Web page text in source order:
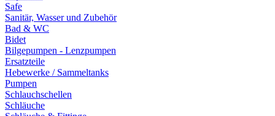
Safe
Sanitär, Wasser und Zubehör
Bad & WC
Bidet
Bilgepumpen - Lenzpumpen
Ersatzteile
Hebewerke / Sammeltanks
Pumpen
Schlauchschellen
Schläuche